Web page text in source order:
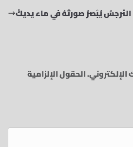
النَرجسُ يُبْصرُ صورتَهُ‏ في ماء يديكْ
الإلكتروني.الحقول الإلزامية